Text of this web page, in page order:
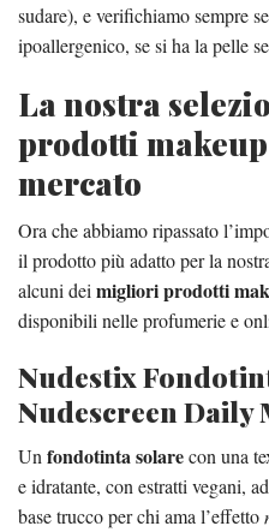
sudare), e verifichiamo sempre
ipoallergenico, se si ha la pelle
La nostra
prodotti
mercato
Ora che abbiamo ripassato
il prodotto più adatto per la
alcuni dei migliori prodotti
disponibili nelle profumerie e
Nudestix
Nudescreen Daily
Un fondotinta solarecon una
e idratante, con estratti vegani,
base trucco per chi ama l’effetto